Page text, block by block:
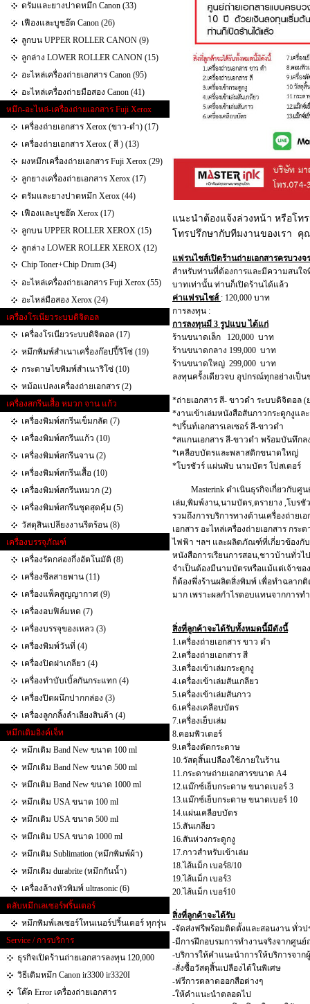
ดรัมและยางปาดหมึก Canon (33)
เฟืองและบูชฮ๊ต Canon (26)
ลูกบน UPPER ROLLER CANON (9)
ลูกล่าง LOWER ROLLER CANON (15)
อะไหล่เครื่องถ่ายเอกสาร Canon (95)
อะไหล่เครื่องถ่ายมือสอง Canon (41)
หมึก-อะไหล่-เครื่องถ่ายเอกสาร Fuji Xerox
เครื่องถ่ายเอกสาร Xerox (ขาว-ดำ) (17)
เครื่องถ่ายเอกสาร Xerox ( สี ) (13)
ผงหมึกเครื่องถ่ายเอกสาร Fuji Xerox (29)
ลูกยางเครื่องถ่ายเอกสาร Xerox (17)
ดรัมและยางปาดหมึก Xerox (44)
เฟืองและบูชฮ๊ต Xerox (17)
ลูกบน UPPER ROLLER XEROX (15)
ลูกล่าง LOWER ROLLER XEROX (12)
Chip Toner+Chip Drum (34)
อะไหล่เครื่องถ่ายเอกสาร Fuji Xerox (55)
อะไหล่มือสอง Xerox (24)
เครื่องโรเนียวระบบดิจิตอล
เครื่องโรเนียวระบบดิจิตอล (17)
หมึกพิมพ์สำเนาเครื่องก๊อปปี้ริโซ่ (19)
กระดาษไขพิมพ์สำเนาริโซ่ (10)
หม้อแปลงเครื่องถ่ายเอกสาร (2)
เครื่องสกรีนเสื้อ หมวก จาน แก้ว
เครื่องพิมพ์สกรีนเข็มกลัด (7)
เครื่องพิมพ์สกรีนแก้ว (10)
เครื่องพิมพ์สกรีนจาน (2)
เครื่องพิมพ์สกรีนเสื้อ (10)
เครื่องพิมพ์สกรีนหมวก (2)
เครื่องพิมพ์สกรีนชุดสุดคุ้ม (5)
วัสดุสินเปลียงงานรีดร้อน (8)
เครื่องบรรจุภัณฑ์
เครื่องรัดกล่องกึ่งอัตโนมัติ (8)
เครื่องซีลสายพาน (11)
เครื่องแพ็คสูญญากาศ (9)
เครื่องอบฟิล์มหด (7)
เครื่องบรรจุของเหลว (3)
เครื่องพิมพ์วันที่ (4)
เครื่องปิดฝาเกลียว (4)
เครื่องทำบับเบิ้ลกันกระแทก‎ (4)
เครื่องปิดผนึกปากกล่อง (3)
เครื่องลูกกลิ้งลำเลียงสินค้า (4)
หมึกเติมอิงค์เจ็ท
หมึกเติม Band New ขนาด 100 ml
หมึกเติม Band New ขนาด 500 ml
หมึกเติม Band New ขนาด 1000 ml
หมึกเติม USA ขนาด 100 ml
หมึกเติม USA ขนาด 500 ml
หมึกเติม USA ขนาด 1000 ml
หมึกเติม Sublimation (หมึกพิมพ์ผ้า)
หมึกเติม durabrite (หมึกกันน้ำ)
เครื่องล้างหัวพิมพ์ ultrasonic (6)
ตลับหมึกเลเซอร์พริ้นเตอร์
หมึกพิมพ์เลเซอร์โทนเนอร์ปริ้นเตอร์ ทุกรุ่น
Service / การบริการ
ธุรกิจเปิดร้านถ่ายเอกสารลงทุน 120,000
วิธีเติมหมึก Canon ir3300 ir3320I
โค๊ด Error เครื่องถ่ายเอกสาร
แนะนำต้องแจ้งล่วงหน้า หรือโท
โทรปรึกษากับทีมงานของเรา คุ
แฟรนไชส์เปิดร้านถ่ายเอกสารครบวงจ
สำหรับท่านที่ต้องการและมีความสนใจ
บาทเท่านั้น ท่านก็เปิดร้านได้แล้ว
ค่าแฟรนไชส์ : 120,000 บาท
การลงทุน :
การลงทุนมี 3 รูปแบบ ได้แก่
ร้านขนาดเล็ก 120,000 บาท
ร้านขนาดกลาง 199,000 บาท
ร้านขนาดใหญ่ 299,000 บาท
ลงทุนครั้งเดียวจบ อุปกรณ์ทุกอย่างเป็
*ถ่ายเอกสาร สี- ขาวดำ ระบบดิจิตอล (
*งานเข้าเล่มหนังสือสันกาวกระดูกงูแล
*ปริ้นท์เอกสารเลเซอร์ สี-ขาวดำ
*สแกนเอกสาร สี-ขาวดำ พร้อมบันทึกล
*เคลือบบัตรและพลาสติกขนาดใหญ่
*โบรชัวร์ แผ่นพับ นามบัตร โปสเตอร์
Masterink ดำเนินธุรกิจเกี่ยวกับศูนย์
เล่ม,พิมพ์งาน,นามบัตร,ตรายาง ,โบร
รวมถึงการบริการทางด้านเครื่องถ่ายเ
เอกสาร อะไหล่เครื่องถ่ายเอกสาร กร
ไฟฟ้า ฯลฯ และผลิตภัณฑ์ที่เกี่ยวข้องกับ
หนังสือการเรียนการสอน,ชาวบ้านทั่ว
จำเป็นต้องมีนามบัตรหรือแม้แต่เจ้าของ
ก็ต้องพึ่งร้านผลิตสิ่งพิมพ์ เพื่อทำฉลาก
มาก เพราะผลกำไรตอบแทนจากการท
สิ่งที่ลูกค้าจะได้รับทั้งหมดนี้มีดังนี้
1.เครื่องถ่ายเอกสาร ขาว ดำ
2.เครื่องถ่ายเอกสาร สี
3.เครื่องเข้าเล่มกระดูกงู
4.เครื่องเข้าเล่มสันเกลียว
5.เครื่องเข้าเล่มสันกาว
6.เครื่องเคลือบบัตร
7.เครื่องเย็บเล่ม
8.คอมพิวเตอร์
9.เครื่องตัดกระดาษ
10.วัสดุสิ้นเปลืองใช้ภายในร้าน
11.กระดาษถ่ายเอกสารขนาด A4
12.แม๊กซ์เย็บกระดาษ ขนาดเบอร์ 3
13.แม๊กซ์เย็บกระดาษ ขนาดเบอร์ 10
14.แผ่นเคลือบบัตร
15.สันเกลียว
16.สันห่วงกระดูกงู
17.กาวสำหรับเข้าเล่ม
18.ไส้แม็ก เบอร์8/10
19.ไส้แม็ก เบอร์3
20.ไส้แม็ก เบอร์10
สิ่งที่ลูกค้าจะได้รับ
-จัดส่งฟรีพร้อมติดตั้งและสอนงาน ทั่วป
-มีการฝึกอบรมการทำงานจริงจากศูนย์
-บริการให้คำแนะนำการให้บริการจาก
-สั่งซื้อวัสดุสิ้นเปลืองได้ในพิเศษ
-ฟรีการตลาดออกสือต่างๆ
-ให้คำแนะนำตลอดไป